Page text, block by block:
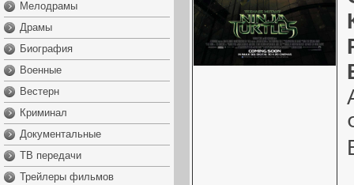
Мелодрамы
Драмы
Биография
Военные
Вестерн
Криминал
Документальные
ТВ передачи
Трейлеры фильмов